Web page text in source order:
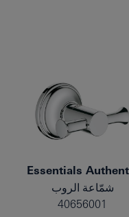
Essentials
شمّاعة الروب
40656001